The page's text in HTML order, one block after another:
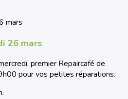
26 mars
premier Repaircafé de
pour vos petites réparations.